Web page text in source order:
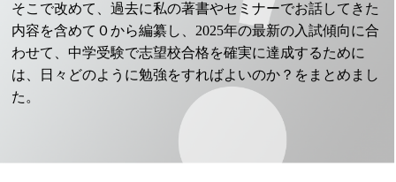
そこで改めて、過去に私の著書やセミナーでお話してきた
内容を含めて０から編纂し、2025年の最新の入試傾向に合
わせて、中学受験で志望校合格を確実に達成するために
は、日々どのように勉強をすればよいのか？をまとめまし
た。